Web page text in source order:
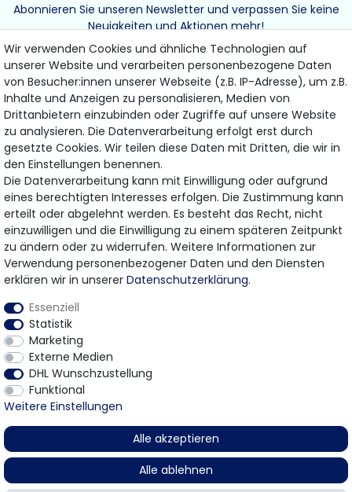
Abonnieren Sie unseren Newsletter und verpassen Sie keine
Neuigkeiten und Aktionen mehr!
ABONNIEREN
Hiermit bestätige ich, dass ich die Daten­schutz­erklärung
gelesen habe.
Meine Einwilligung kann ich jederzeit widerrufen.
Bezahlung & Versand
* Gilt für Lieferungen innerhalb Deutschlands
© 2026 Gomer Trading GmbH / Alle Rechte vorbehalten.
Wir verwenden Cookies und ähnliche Technologien auf
unserer Website und verarbeiten personenbezogene Daten
von Besucher:innen unserer Webseite (z.B. IP-Adresse), um z.B.
Inhalte und Anzeigen zu personalisieren, Medien von
Drittanbietern einzubinden oder Zugriffe auf unsere Website
zu analysieren. Die Datenverarbeitung erfolgt erst durch
gesetzte Cookies. Wir teilen diese Daten mit Dritten, die wir in
den Einstellungen benennen.
Die Datenverarbeitung kann mit Einwilligung oder aufgrund
eines berechtigten Interesses erfolgen. Die Zustimmung kann
erteilt oder abgelehnt werden. Es besteht das Recht, nicht
einzuwilligen und die Einwilligung zu einem späteren Zeitpunkt
zu ändern oder zu widerrufen. Weitere Informationen zur
Verwendung personenbezogener Daten und den Diensten
erklären wir in unserer Daten­schutz­erklärung.
Essenziell
Statistik
Marketing
Externe Medien
DHL Wunschzustellung
Funktional
Weitere Einstellungen
Alle akzeptieren
Alle ablehnen